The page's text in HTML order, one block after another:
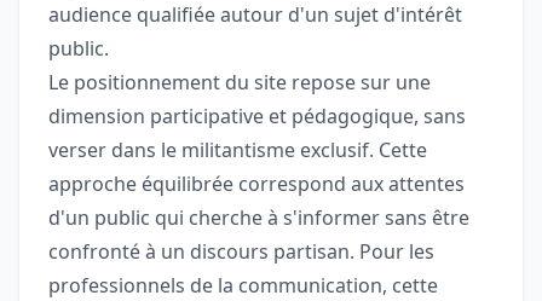
audience qualifiée autour d'un sujet d'intérêt
public.
Le positionnement du site repose sur une
dimension participative et pédagogique, sans
verser dans le militantisme exclusif. Cette
approche équilibrée correspond aux attentes
d'un public qui cherche à s'informer sans être
confronté à un discours partisan. Pour les
professionnels de la communication, cette